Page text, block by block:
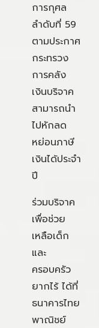
การกุศล
ลำดับที่ 59
ตามประกาศ
กระทรวง
การคลัง
เงินบริจาค
สามารถนำ
ไปหักลด
หย่อนภาษี
เงินได้ประจำ
ปี
ร่วมบริจาค
เพื่อช่วย
เหลือเด็ก
และ
ครอบครัว
ยากไร้ ได้ที่
ธนาคารไทย
พาณิชย์